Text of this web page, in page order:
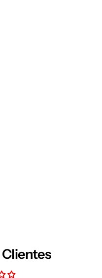
Clientes